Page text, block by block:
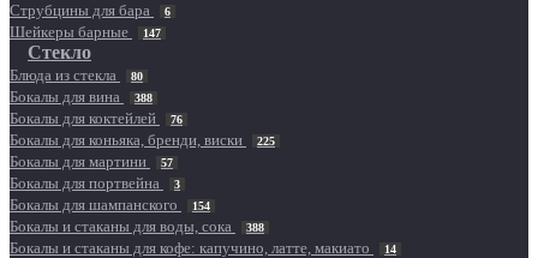
Струбцины для бара 6
Шейкеры барные 147
Стекло
Блюда из стекла 80
Бокалы для вина 388
Бокалы для коктейлей 76
Бокалы для коньяка, бренди, виски 225
Бокалы для мартини 57
Бокалы для портвейна 3
Бокалы для шампанского 154
Бокалы и стаканы для воды, сока 388
Бокалы и стаканы для кофе: капучино, латте, макиато 14